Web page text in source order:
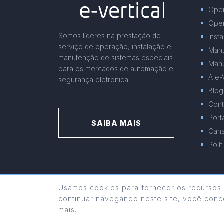
Somos líderes na prestação de
serviço de operação, instalação e
manutenção de sistemas especiais
para os mercados de automação e
segurança eletronica.
SAIBA MAIS
A e-
Blog
Usamos cookies para fornecer os
continuar navegando neste site, você
mais.